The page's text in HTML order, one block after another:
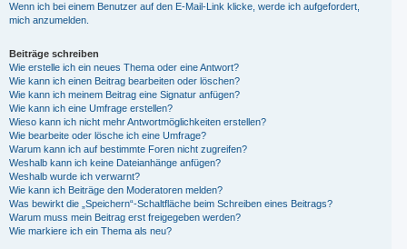
Wenn ich bei einem Benutzer auf den E-Mail-Link klicke, werde ich aufgefordert,
mich anzumelden.
Beiträge schreiben
Wie erstelle ich ein neues Thema oder eine Antwort?
Wie kann ich einen Beitrag bearbeiten oder löschen?
Wie kann ich meinem Beitrag eine Signatur anfügen?
Wie kann ich eine Umfrage erstellen?
Wieso kann ich nicht mehr Antwortmöglichkeiten erstellen?
Wie bearbeite oder lösche ich eine Umfrage?
Warum kann ich auf bestimmte Foren nicht zugreifen?
Weshalb kann ich keine Dateianhänge anfügen?
Weshalb wurde ich verwarnt?
Wie kann ich Beiträge den Moderatoren melden?
Was bewirkt die „Speichern“-Schaltfläche beim Schreiben eines Beitrags?
Warum muss mein Beitrag erst freigegeben werden?
Wie markiere ich ein Thema als neu?